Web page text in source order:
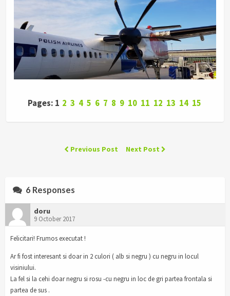
Pages: 1 2 3 4 5 6 7 8 9 10 11 12 13 14 15
Previous Post Next Post
6 Responses
doru
9 October 2017
Felicitari! Frumos executat !
Ar fi fost interesant si doar in 2 culori ( alb si negru ) cu negru in locul
visiniului.
La fel si la cehi doar negru si rosu -cu negru in loc de gri partea frontala si
partea de sus .